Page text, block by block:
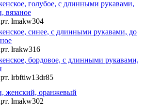
lmakw304
lrakw316
lrbftiw13dr85
lmakw302